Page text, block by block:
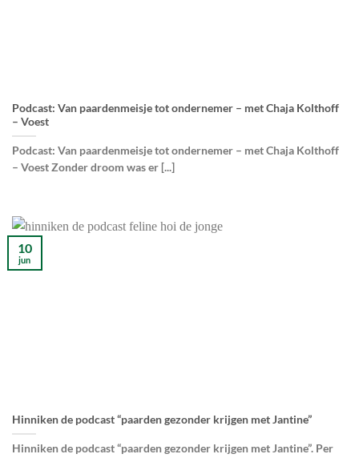
Podcast: Van paardenmeisje tot ondernemer – met Chaja Kolthoff
– Voest
Podcast: Van paardenmeisje tot ondernemer – met Chaja Kolthoff
– Voest Zonder droom was er [...]
Hinniken de podcast “paarden gezonder krijgen met Jantine”
Hinniken de podcast “paarden gezonder krijgen met Jantine”. Per
10
jun